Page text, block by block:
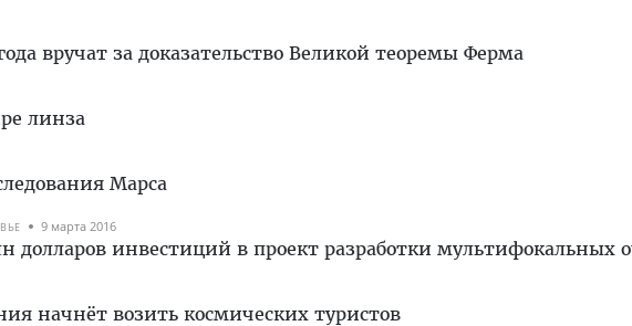
вручат за доказательство Великой теоремы Ферма
линза
Марса
9 марта 2016
долларов инвестиций в проект разработки мультифокальных
начнёт возить космических туристов